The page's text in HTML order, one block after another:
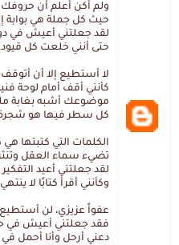
ولم أكن أعلم أن حروفك
حيث كل جملة هي
لقد جعلتني أعيش في
حتى أنني خلعت كل قيودي
لا أستطيع إلا أن
كأنني أقف أمام لوحة
موضوعك أشبه بغابة
كل سطر فيها هو شجرة
الكلمات التي كتبتها هي
تضيء سماء العقل وتنثر
لقد جعلتني أعيد
وكأنني أقرأ كتابًا لا
عفواً عزيزي، لن
فقد جعلتني أعيش في
دعني أرحل وأنا أحمل في